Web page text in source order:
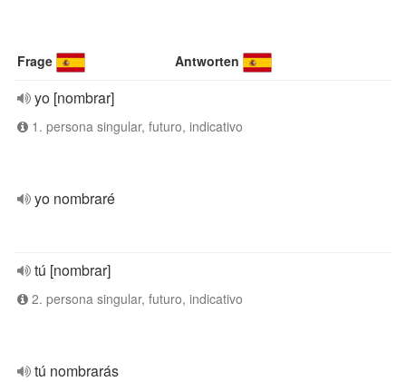
Frage Antworten
yo [nombrar]
1. persona singular, futuro, indicativo
yo nombraré
tú [nombrar]
2. persona singular, futuro, indicativo
tú nombrarás